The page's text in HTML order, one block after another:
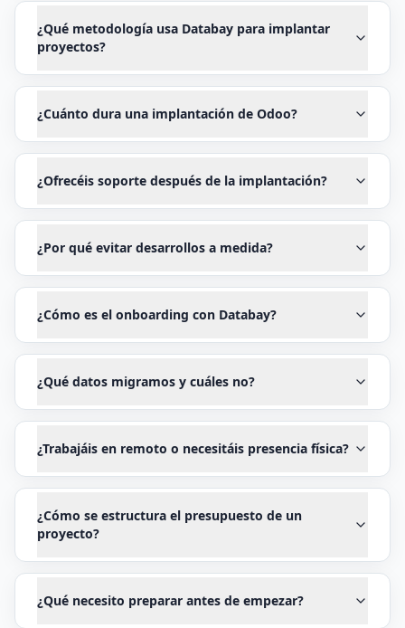
¿Qué metodología usa Databay para implantar
proyectos?
¿Cuánto dura una implantación de Odoo?
¿Ofrecéis soporte después de la implantación?
¿Por qué evitar desarrollos a medida?
¿Cómo es el onboarding con Databay?
¿Qué datos migramos y cuáles no?
¿Trabajáis en remoto o necesitáis presencia física?
¿Cómo se estructura el presupuesto de un
proyecto?
¿Qué necesito preparar antes de empezar?